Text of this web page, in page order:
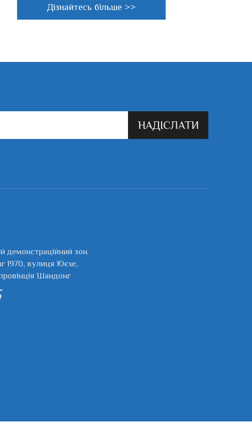
Дізнайтесь більше >>
НАДІСЛАТИ
демонстраційний зон
1970, вулиця Юєхе,
Шандонг